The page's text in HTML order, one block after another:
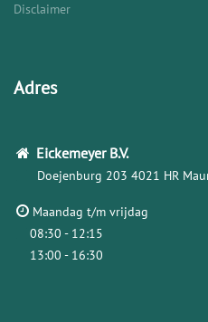
Disclaimer
Adres
Eickemeyer B.V.
Doejenburg 203 4021 HR
Maandag t/m vrijdag
08:30 - 12:15
13:00 - 16:30